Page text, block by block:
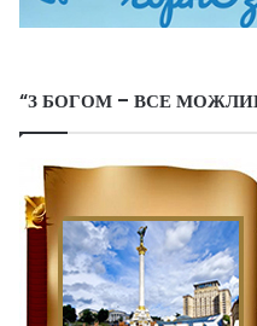
“З БОГОМ – ВСЕ